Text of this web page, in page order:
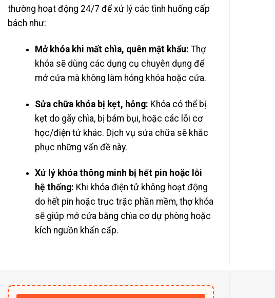
thường hoạt động 24/7 để xử lý các tình huống cấp
bách như:
Mở khóa khi mất chìa, quên mật khẩu: Thợ
khóa sẽ dùng các dụng cụ chuyên dụng để
mở cửa mà không làm hỏng khóa hoặc cửa.
Sửa chữa khóa bị kẹt, hỏng: Khóa có thể bị
kẹt do gãy chìa, bị bám bụi, hoặc các lỗi cơ
học/điện tử khác. Dịch vụ sửa chữa sẽ khắc
phục những vấn đề này.
Xử lý khóa thông minh bị hết pin hoặc lỗi
hệ thống: Khi khóa điện tử không hoạt động
do hết pin hoặc trục trặc phần mềm, thợ khóa
sẽ giúp mở cửa bằng chìa cơ dự phòng hoặc
kích nguồn khẩn cấp.